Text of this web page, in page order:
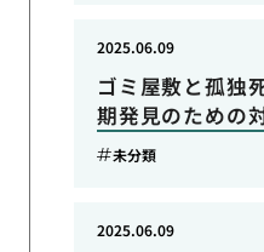
ゴミ屋敷と孤独
期発見のための
2025.06.09
未分類
2025.06.09